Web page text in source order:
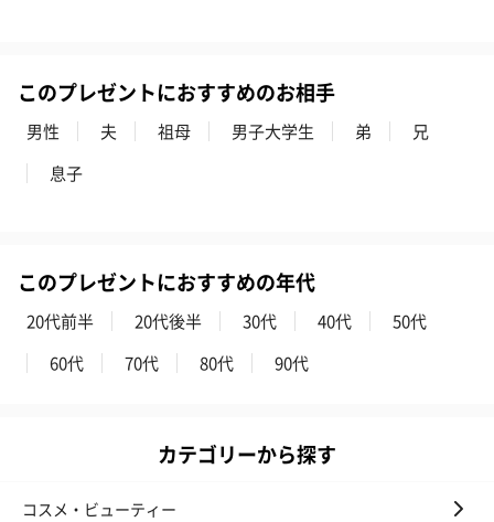
このプレゼントにおすすめのお相手
男性 夫 祖母 男子大学生 弟
兄
息子
このプレゼントにおすすめの年代
20代前半 20代後半 30代 40代
50代
60代
70代 80代 90代
カテゴリーから探す
コスメ・ビューティー